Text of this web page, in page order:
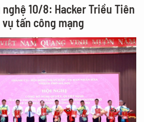
10/8: Hacker Triều Tiên
tấn công mạng